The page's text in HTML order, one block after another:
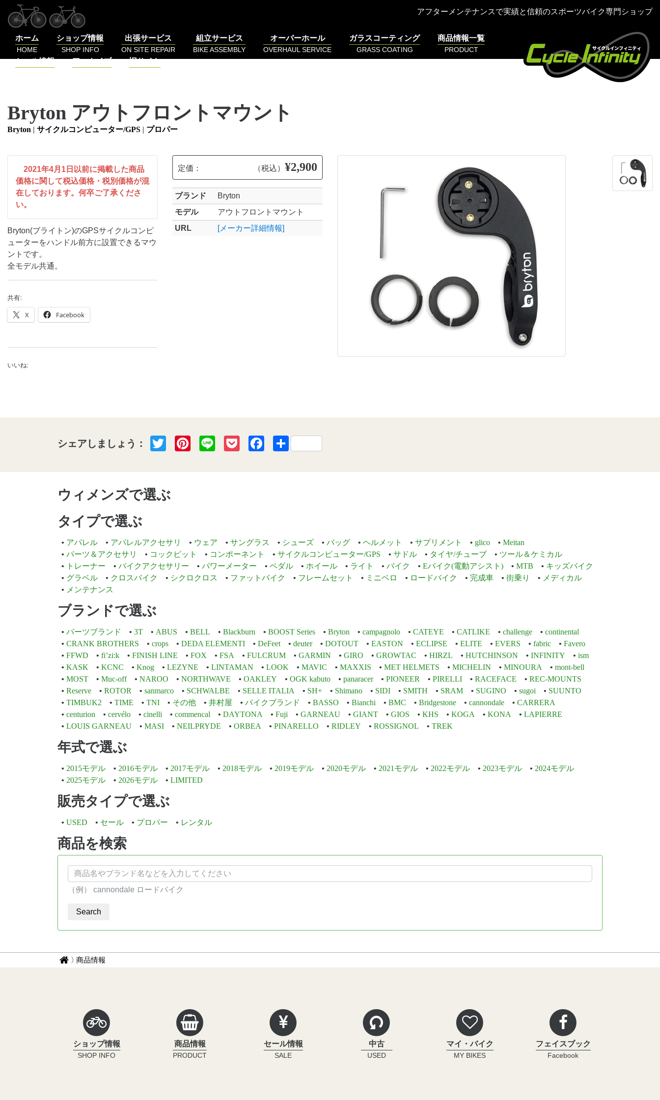
アフターメンテナンスで実績と信頼のスポーツバイク専門ショップ
ホーム
HOME
ショップ情報
SHOP INFO
出張サービス
ON SITE REPAIR
組立サービス
BIKE ASSEMBLY
オーバーホール
OVERHAUL SERVICE
ガラスコーティング
GRASS COATING
商品情報一覧
PRODUCT
セール情報 アーカイブ 旧サイト
Bryton アウトフロントマウント
Bryton | サイクルコンピューター/GPS | プロパー
2021年4月1日以前に掲載した商品
価格に関して税込価格・税別価格が混
在しております。何卒ご了承くださ
い。
Bryton(ブライトン)のGPSサイクルコンピ
ューターをハンドル前方に設置できるマウ
ントです。
全モデル共通。
共有:
X Facebook
いいね:
定価： （税込） ¥2,900
ブランド
Bryton
モデル
アウトフロントマウント
URL
[メーカー詳細情報]
シェアしましょう： TwitterPinterest
Line PocketFacebook
共
ウィメンズで選ぶ
タイプで選ぶ
アパレル アパレルアクセサリ ウェア サングラス シューズ バッグ ヘルメット サプリメント glico
Meitan
パーツ＆アクセサリ
コックピット コンポーネント サイクルコンピューター/GPS サドル タイヤ/チューブ
ツール＆ケミカル
トレーナー
バイクアクセサリー パワーメーター ペダル ホイール ライト バイク Eバイク(電動アシスト) MTB
キッズバイク
グラベル
クロスバイク シクロクロス ファットバイク フレームセット ミニベロ ロードバイク 完成車 街乗り
メディカル
メンテナンス
ブランドで選ぶ
パーツブランド 3T ABUS BELL Blackburn BOOST Series Bryton campagnolo CATEYE CATLIKE challenge
continental
CRANK BROTHERS
crops DEDA ELEMENTI DeFeet deuter DOTOUT EASTON ECLIPSE ELITE EVERS fabric
Favero
FFWD
fi’zi:k FINISH LINE FOX FSA FULCRUM GARMIN GIRO GROWTAC HIRZL HUTCHINSON INFINITY
ism
KASK
KCNC Knog LEZYNE LINTAMAN LOOK MAVIC MAXXIS MET HELMETS MICHELIN MINOURA
mont-bell
MOST
Muc-off NAROO NORTHWAVE OAKLEY OGK kabuto panaracer PIONEER PIRELLI RACEFACE
REC-MOUNTS
Reserve
ROTOR sanmarco SCHWALBE SELLE ITALIA SH+ Shimano SIDI SMITH SRAM SUGINO sugoi
SUUNTO
TIMBUK2
TIME TNI その他 井村屋 バイクブランド BASSO Bianchi BMC Bridgestone cannondale
CARRERA
centurion
cervélo cinelli commencal DAYTONA Fuji GARNEAU GIANT GIOS KHS KOGA KONA
LAPIERRE
LOUIS GARNEAU
MASI NEILPRYDE ORBEA PINARELLO RIDLEY ROSSIGNOL TREK
年式で選ぶ
2015モデル 2016モデル 2017モデル 2018モデル 2019モデル 2020モデル 2021モデル 2022モデル 2023モデル
2024モデル
2025モデル
2026モデル LIMITED
販売タイプで選ぶ
USED セール プロパー レンタル
商品を検索
（例） cannondale ロードバイク
パ サ
ニ
商品情報
ショップ情報
SHOP INFO
商品情報
PRODUCT
セール情報
SALE
中古
USED
マイ・バイク
MY BIKES
フェイスブック
Facebook